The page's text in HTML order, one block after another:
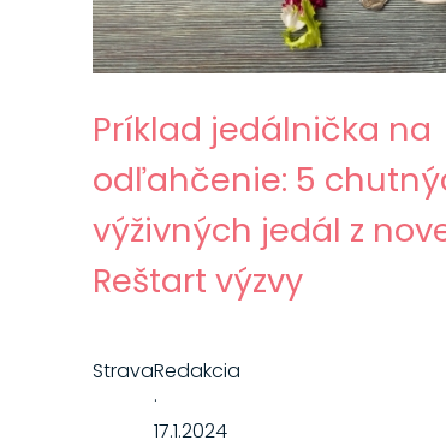
Príklad jedálnička na
odľahčenie: 5
výživných jedál z
Reštart výzvy
StravaRedakcia
·
17.1.2024